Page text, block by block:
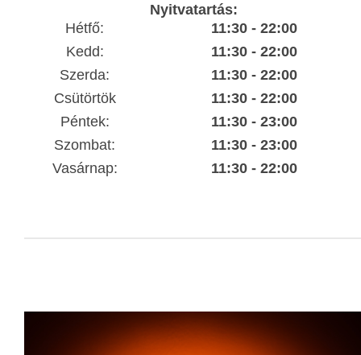
Nyitvatartás:
Hétfő:
11:30 - 22:00
Kedd:
11:30 - 22:00
Szerda:
11:30 - 22:00
Csütörtök
11:30 - 22:00
Péntek:
11:30 - 23:00
Szombat:
11:30 - 23:00
Vasárnap:
11:30 - 22:00